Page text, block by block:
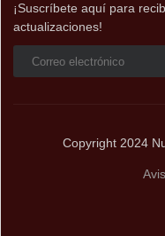
¡Suscríbete aquí para
actualizaciones!
Copyright 2024